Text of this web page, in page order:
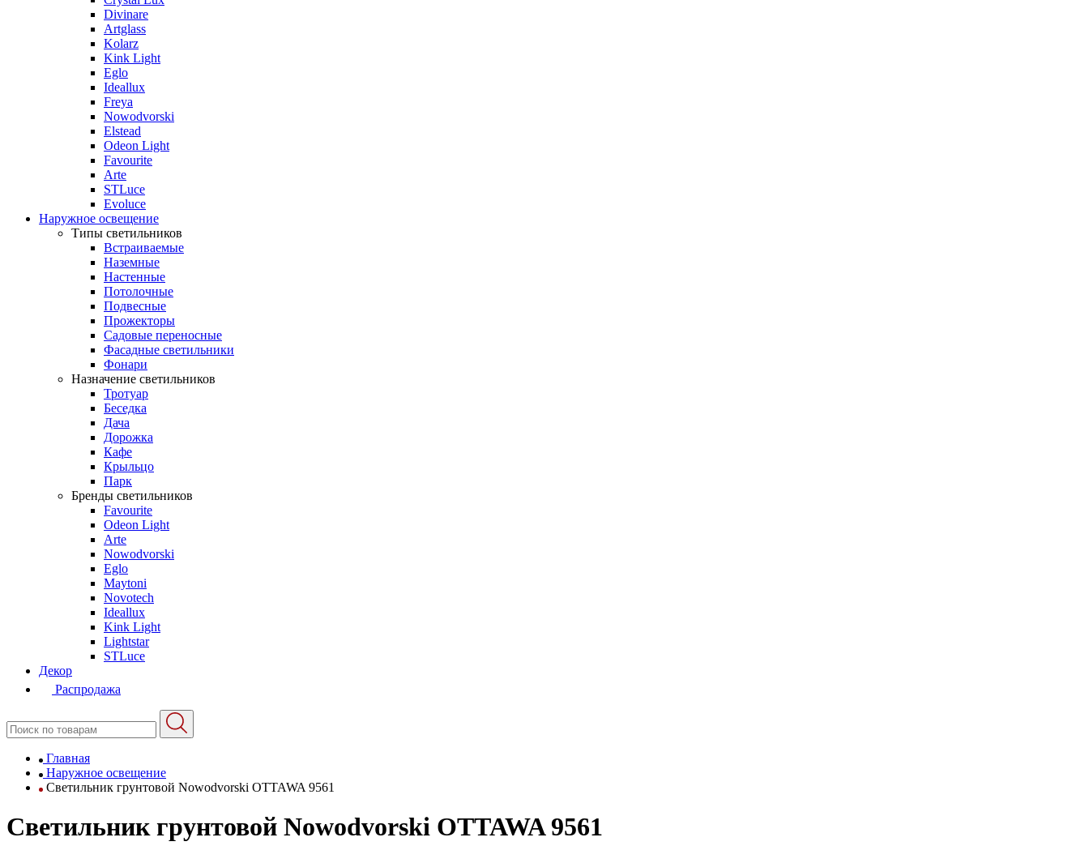
Divinare
Artglass
Kolarz
Kink Light
Eglo
Ideallux
Freya
Nowodvorski
Elstead
Odeon Light
Favourite
Arte
STLuce
Evoluce
Наружное освещение
Типы светильников
Встраиваемые
Наземные
Настенные
Потолочные
Подвесные
Прожекторы
Садовые переносные
Фасадные светильники
Фонари
Назначение светильников
Тротуар
Беседка
Дача
Дорожка
Кафе
Крыльцо
Парк
Бренды светильников
Favourite
Odeon Light
Arte
Nowodvorski
Eglo
Maytoni
Novotech
Ideallux
Kink Light
Lightstar
STLuce
Декор
Распродажа
Главная
Наружное освещение
Светильник грунтовой Nowodvorski OTTAWA 9561
Светильник грунтовой Nowodvorski OTTAWA 9561